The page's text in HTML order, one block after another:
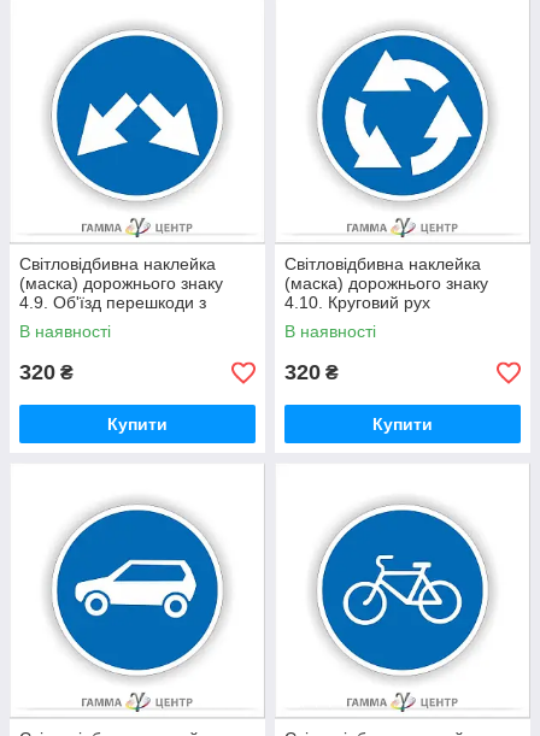
Світловідбивна наклейка
(маска) дорожнього знаку
4.9. Об'їзд перешкоди з
правого або лівого боку
В наявності
320 ₴
Купити
Світловідбивна наклейка
(маска) дорожнього знаку
4.10. Круговий рух
В наявності
320 ₴
Купити